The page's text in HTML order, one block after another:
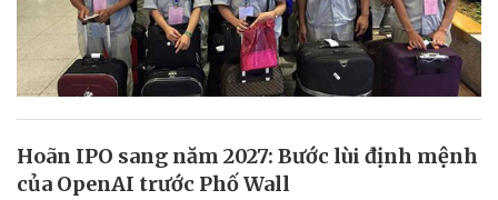
Hoãn IPO sang năm 2027: Bước lùi định mệnh
của OpenAI trước Phố Wall